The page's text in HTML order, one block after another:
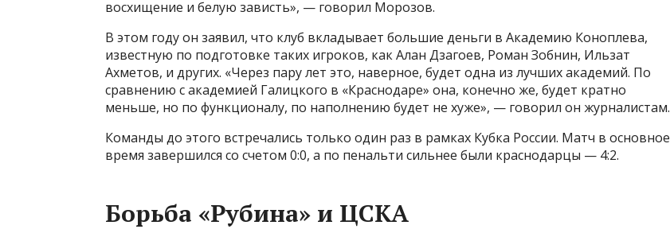
восхищение и белую зависть», — говорил Морозов.
В этом году он заявил, что клуб вкладывает большие деньги в Академию Коноплева,
известную по подготовке таких игроков, как Алан Дзагоев, Роман Зобнин, Ильзат
Ахметов, и других. «Через пару лет это, наверное, будет одна из лучших академий. По
сравнению с академией Галицкого в «Краснодаре» она, конечно же, будет кратно
меньше, но по функционалу, по наполнению будет не хуже», — говорил он журналистам.
Команды до этого встречались только один раз в рамках Кубка России. Матч в основное
время завершился со счетом 0:0, а по пенальти сильнее были краснодарцы — 4:2.
Борьба «Рубина» и ЦСКА